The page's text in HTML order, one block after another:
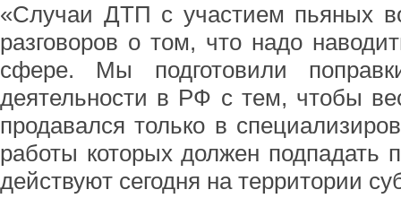
«Случаи ДТП с участием пьяных
разговоров о том, что надо
сфере. Мы подготовили
деятельности в РФ с тем, чтобы
продавался только в
работы которых должен подпадать
действуют сегодня на территории